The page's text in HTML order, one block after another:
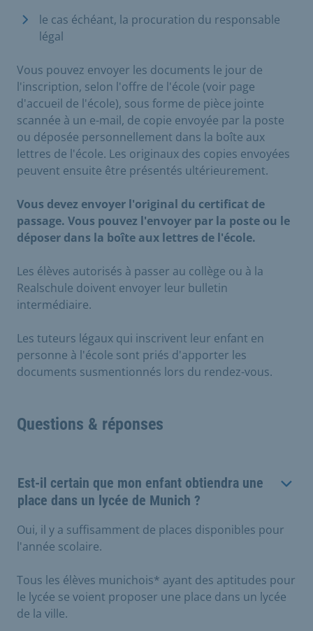
le cas échéant, la procuration du responsable
légal
Vous pouvez envoyer les documents le jour de
l'inscription, selon l'offre de l'école (voir page
d'accueil de l'école), sous forme de pièce jointe
scannée à un e-mail, de copie envoyée par la poste
ou déposée personnellement dans la boîte aux
lettres de l'école. Les originaux des copies envoyées
peuvent ensuite être présentés ultérieurement.
Vous devez envoyer l'original du certificat de
passage. Vous pouvez l'envoyer par la poste ou le
déposer dans la boîte aux lettres de l'école.
Les élèves autorisés à passer au collège ou à la
Realschule doivent envoyer leur bulletin
intermédiaire.
Les tuteurs légaux qui inscrivent leur enfant en
personne à l'école sont priés d'apporter les
documents susmentionnés lors du rendez-vous.
Questions & réponses
Est-il certain que mon enfant obtiendra une
place dans un lycée de Munich ?
Oui, il y a suffisamment de places disponibles pour
l'année scolaire.
Tous les élèves munichois* ayant des aptitudes pour
le lycée se voient proposer une place dans un lycée
de la ville.